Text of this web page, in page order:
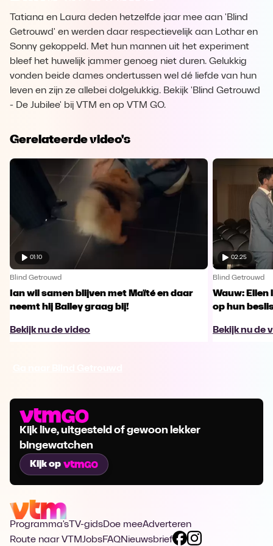
Tatiana en Laura deden hetzelfde jaar mee aan 'Blind
Getrouwd' en werden daar respectievelijk aan Lothar en
Sonny gekoppeld. Met hun mannen uit het experiment
bleef het huwelijk jammer genoeg niet duren. Gelukkig
vonden beide dames ondertussen wel dé liefde van hun
leven en zijn ze allebei dolgelukkig. Bekijk 'Blind Getrouwd
- De Jubilee' bij VTM en op VTM GO.
Gerelateerde video's
01:10
Blind Getrouwd
Ian wil samen blijven met Maïté en daar
neemt hij Bailey graag bij!
Bekijk nu de video
02:25
Blind Getrouwd
Wauw:
op hun
Bekijk nu de
Kijk live, uitgesteld of gewoon lekker
bingewatchen
Kijk op
Programma's TV-gidsDoe meeAdverteren
Route naar VTMJobsFAQNieuwsbrief